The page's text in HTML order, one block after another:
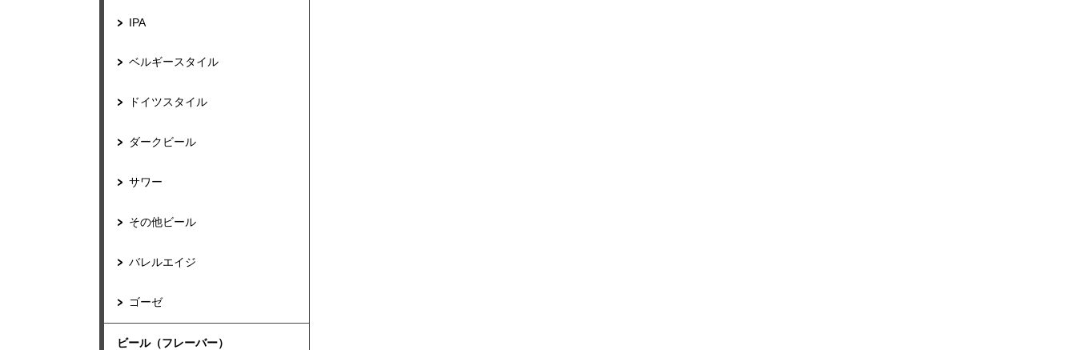
IPA
ベルギースタイル
ドイツスタイル
ダークビール
サワー
その他ビール
バレルエイジ
ゴーゼ
ビール（フレーバー）